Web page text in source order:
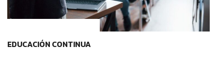
EDUCACIÓN CONTINUA